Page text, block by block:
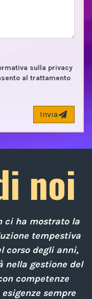
sulla privacy
al trattamento
Invia
noi
ci ha mostrato la
tempestiva
corso degli anni,
nella gestione del
competenze
sempre